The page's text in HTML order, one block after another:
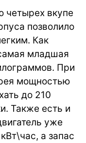
четырех вкупе
позволило
Как
младшая
При
мощностью
до 210
Также есть и
уже
а запас